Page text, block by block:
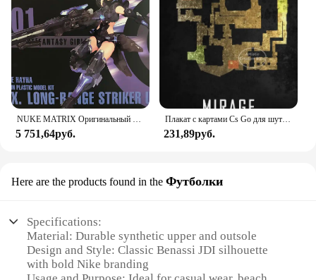
NUKE MATRIX Оригинальный комплект модели CYBER FOREST SHADOW GIRLS MAD WOLF Фигурка в сборе Модель игрушки Робот в подарок для мальчиков 160 мм
5 751,64руб.
Плакат с картами Cs Go для шутера от первого лица, игра пыль 2, карта Nuke, черная Печать на холсте, картины на стену для игровой комнаты, Настенный декор
231,89руб.
Here are the products found in the Футболки
Specifications:
Material: Durable synthetic upper and outsole
Design and Style: Classic Benassi JDI silhouette
with bold Nike branding